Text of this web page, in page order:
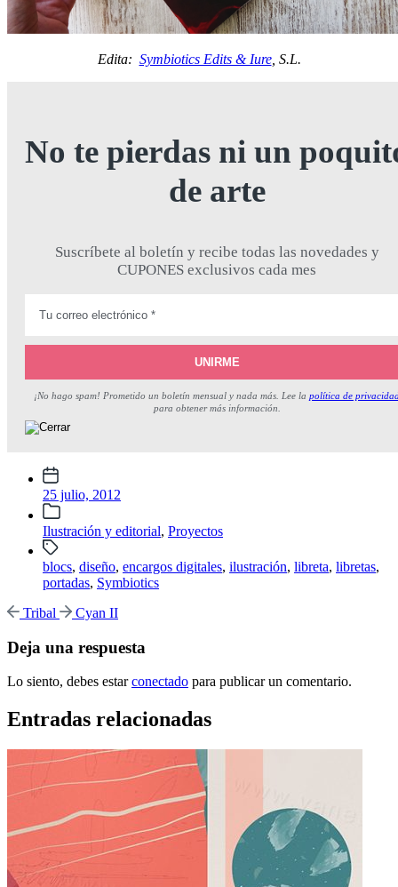
Edita: Symbiotics Edits & Iure, S.L.
No te pierdas ni un
de arte
Suscríbete al boletín y recibe todas las novedades y
CUPONES exclusivos cada mes
¡No hago spam! Prometido un boletín mensual y nada más. Lee la política de
para obtener más información.
Fecha
publicación
25 julio, 2012
Publicada
en
Ilustración y editorial, Proyectos
Etiquetado
con
blocs, diseño, encargos digitales, ilustración, libreta, libretas,
portadas, Symbiotics
Entrada
Tribal
Entrada
Cyan II
Deja una respuesta
Lo siento, debes estarconectado para publicar un comentario.
Entradas relacionadas